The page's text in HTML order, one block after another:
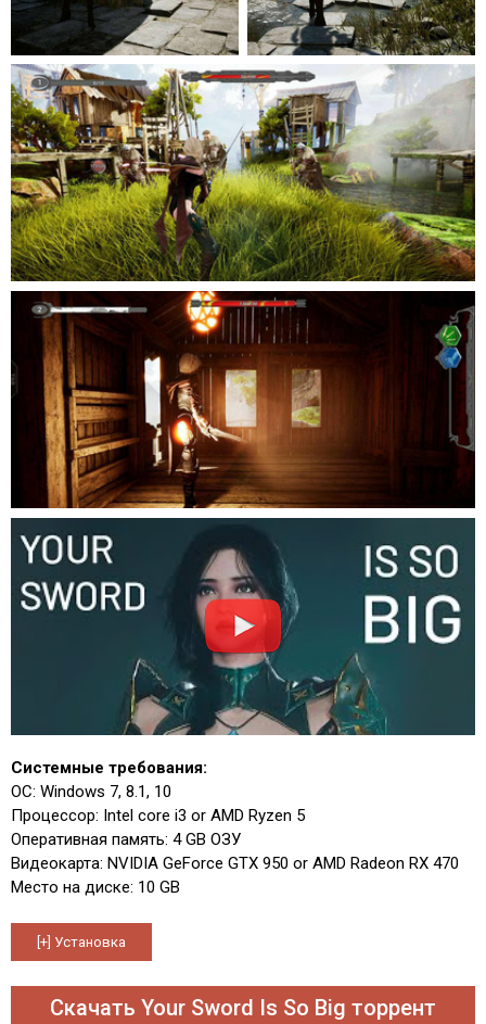
Системные требования:
ОС: Windows 7, 8.1, 10
Процессор: Intel core i3 or AMD Ryzen 5
Оперативная память: 4 GB ОЗУ
Видеокарта: NVIDIA GeForce GTX 950 or AMD Radeon RX 470
Место на диске: 10 GB
Скачать Your Sword Is So Big торрент